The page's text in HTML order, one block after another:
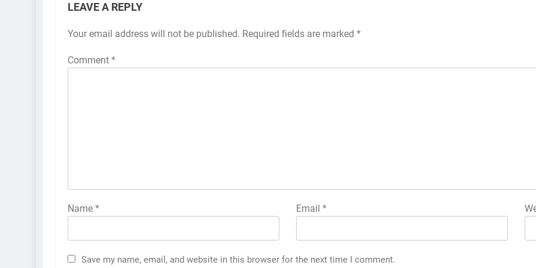
LEAVE A REPLY
Your email address will not be published. Required fields are marked *
Comment *
Name * Email*
Save my name, email, and website in this browser for the next time I comment.
કોડીનારના છારા દરિયાકાંઠે પાંચ